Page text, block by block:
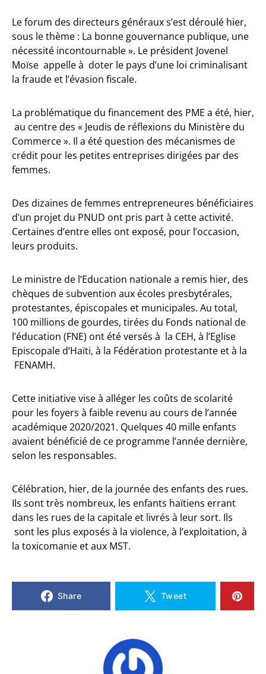
Le forum des directeurs généraux s’est déroulé hier,
sous le thème : La bonne gouvernance publique, une
nécessité incontournable ». Le président Jovenel
Moïse appelle à doter le pays d’une loi criminalisant
la fraude et l’évasion fiscale.
La problématique du financement des PME a été, hier,
au centre des « Jeudis de réflexions du Ministère du
Commerce ». Il a été question des mécanismes de
crédit pour les petites entreprises dirigées par des
femmes.
Des dizaines de femmes entrepreneures bénéficiaires
d’un projet du PNUD ont pris part à cette activité.
Certaines d’entre elles ont exposé, pour l’occasion,
leurs produits.
Le ministre de l’Education nationale a remis hier, des
chèques de subvention aux écoles presbytérales,
protestantes, épiscopales et municipales. Au total,
100 millions de gourdes, tirées du Fonds national de
l’éducation (FNE) ont été versés à la CEH, à l’Eglise
Episcopale d’Haïti, à la Fédération protestante et à la
FENAMH.
Cette initiative vise à alléger les coûts de scolarité
pour les foyers à faible revenu au cours de l’année
académique 2020/2021. Quelques 40 mille enfants
avaient bénéficié de ce programme l’année dernière,
selon les responsables.
Célébration, hier, de la journée des enfants des rues.
Ils sont très nombreux, les enfants haïtiens errant
dans les rues de la capitale et livrés à leur sort. Ils
sont les plus exposés à la violence, à l’exploitation, à
la toxicomanie et aux MST.
Share Tweet